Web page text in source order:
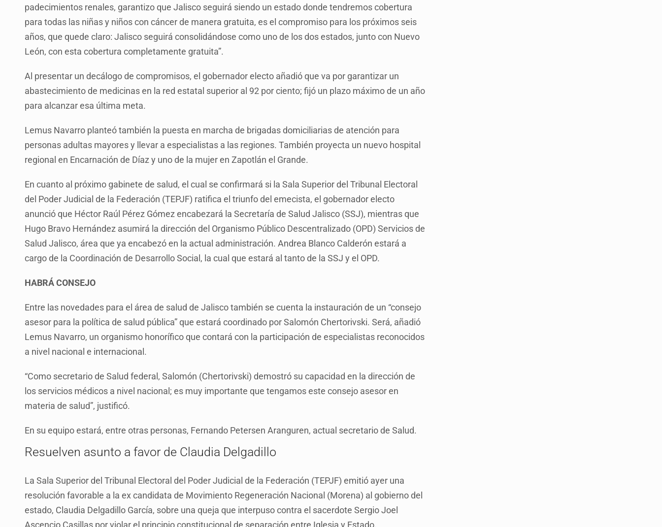
padecimientos renales, garantizo que Jalisco seguirá siendo un estado donde tendremos cobertura
para todas las niñas y niños con cáncer de manera gratuita, es el compromiso para los próximos seis
años, que quede claro: Jalisco seguirá consolidándose como uno de los dos estados, junto con Nuevo
León, con esta cobertura completamente gratuita”.
Al presentar un decálogo de compromisos, el gobernador electo añadió que va por garantizar un
abastecimiento de medicinas en la red estatal superior al 92 por ciento; fijó un plazo máximo de un año
para alcanzar esa última meta.
Lemus Navarro planteó también la puesta en marcha de brigadas domiciliarias de atención para
personas adultas mayores y llevar a especialistas a las regiones. También proyecta un nuevo hospital
regional en Encarnación de Díaz y uno de la mujer en Zapotlán el Grande.
En cuanto al próximo gabinete de salud, el cual se confirmará si la Sala Superior del Tribunal Electoral
del Poder Judicial de la Federación (TEPJF) ratifica el triunfo del emecista, el gobernador electo
anunció que Héctor Raúl Pérez Gómez encabezará la Secretaría de Salud Jalisco (SSJ), mientras que
Hugo Bravo Hernández asumirá la dirección del Organismo Público Descentralizado (OPD) Servicios de
Salud Jalisco, área que ya encabezó en la actual administración. Andrea Blanco Calderón estará a
cargo de la Coordinación de Desarrollo Social, la cual que estará al tanto de la SSJ y el OPD.
HABRÁ CONSEJO
Entre las novedades para el área de salud de Jalisco también se cuenta la instauración de un “consejo
asesor para la política de salud pública” que estará coordinado por Salomón Chertorivski. Será, añadió
Lemus Navarro, un organismo honorífico que contará con la participación de especialistas reconocidos
a nivel nacional e internacional.
“Como secretario de Salud federal, Salomón (Chertorivski) demostró su capacidad en la dirección de
los servicios médicos a nivel nacional; es muy importante que tengamos este consejo asesor en
materia de salud”, justificó.
En su equipo estará, entre otras personas, Fernando Petersen Aranguren, actual secretario de Salud.
Resuelven asunto a favor de Claudia Delgadillo
La Sala Superior del Tribunal Electoral del Poder Judicial de la Federación (TEPJF) emitió ayer una
resolución favorable a la ex candidata de Movimiento Regeneración Nacional (Morena) al gobierno del
estado, Claudia Delgadillo García, sobre una queja que interpuso contra el sacerdote Sergio Joel